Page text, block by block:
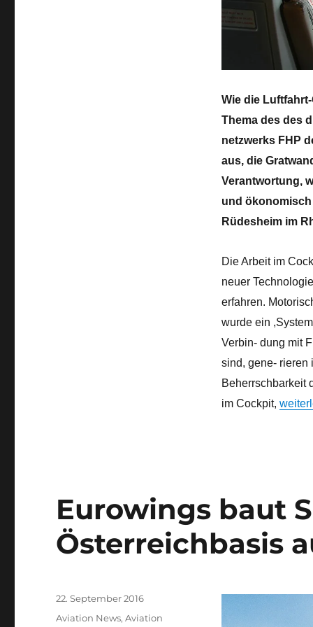
Wie die
Thema des des
netzwerks FHP
aus, die
Verantwortung,
und ökonomisch
Rüdesheim im
Die Arbeit im
neuer
erfahren.
wurde ein
Verbin- dung mit
sind, gene- rieren
Beherrschbarkeit
im Cockpit, „Die
Eurowings baut
Österreichbasis
Veröffentlicht
am
22. September 2016
Kategorien
Aviation News,Aviation